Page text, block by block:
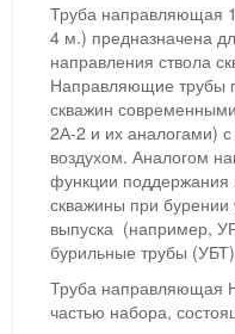
Труба направляющая
4 м.) предназначена
направления ствола
Направляющие трубы
скважин
2А-2 и их аналогами)
воздухом. Аналогом
функции поддержания
скважины при бурении
выпуска (например,
бурильные трубы
Труба направляющая
частью набора,